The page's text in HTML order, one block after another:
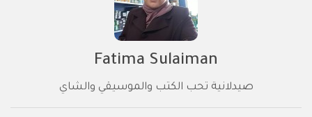
Fatima Sulaiman
صيدلانية تحب الكتب والموسيقي والشاي